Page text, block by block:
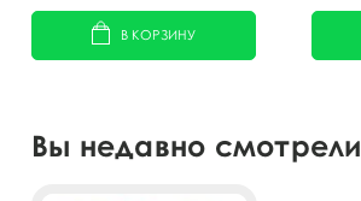
В КОРЗИНУ
Вы недавно смотрели